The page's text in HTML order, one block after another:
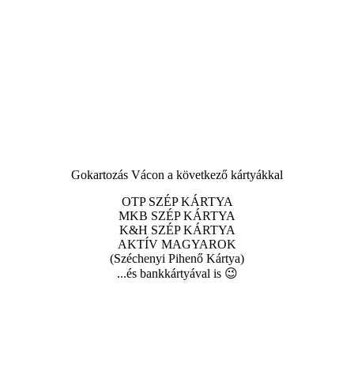
Gokartozás Vácon a következő kártyákkal
OTP SZÉP KÁRTYA
MKB SZÉP KÁRTYA
K&H SZÉP KÁRTYA
AKTÍV MAGYAROK
(Széchenyi Pihenő Kártya)
...és bankkártyával is 😉